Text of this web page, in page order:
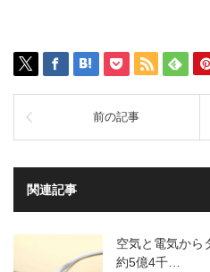
前の記事
関連記事
空気と電気から
約5億4千…